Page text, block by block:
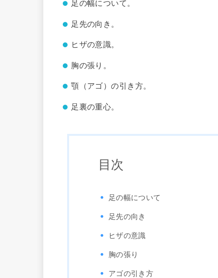
足の幅について。
足先の向き。
ヒザの意識。
胸の張り。
顎（アゴ）の引き方。
足裏の重心。
目次
足の幅について
足先の向き
ヒザの意識
胸の張り
アゴの引き方